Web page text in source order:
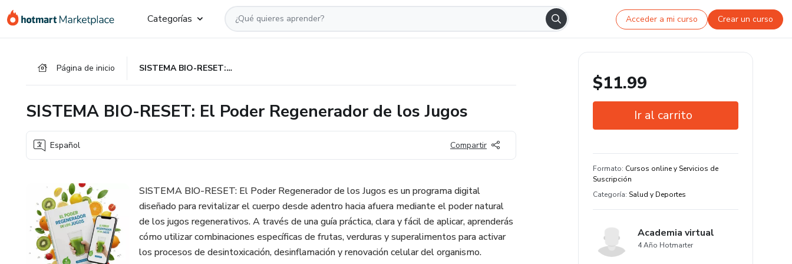
Categorías Acceder a mi curso Crear un curso
Página de inicio SISTEMA BIO-RESET: El Poder Regenerador de los Jugos
SISTEMA BIO-RESET: El Poder Regenerador de los Jugos
Español Compartir
SISTEMA BIO-RESET: El Poder Regenerador de los Jugos es un programa digital
diseñado para revitalizar el cuerpo desde adentro hacia afuera mediante el poder natural
de los jugos regenerativos. A través de una guía práctica, clara y fácil de aplicar, aprenderás
cómo utilizar combinaciones específicas de frutas, verduras y superalimentos para activar
los procesos de desintoxicación, desinflamación y renovación celular del organismo.
$11.99
Ir al carrito
Formato: Cursos online y Servicios de
Suscripción
Categoría: Salud y Deportes
Academia virtual
4 Año Hotmarter